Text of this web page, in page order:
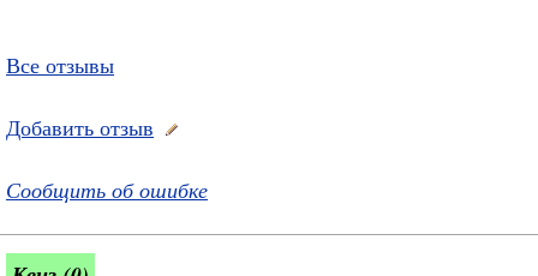
Все отзывы
Добавить отзыв
Сообщить об ошибке